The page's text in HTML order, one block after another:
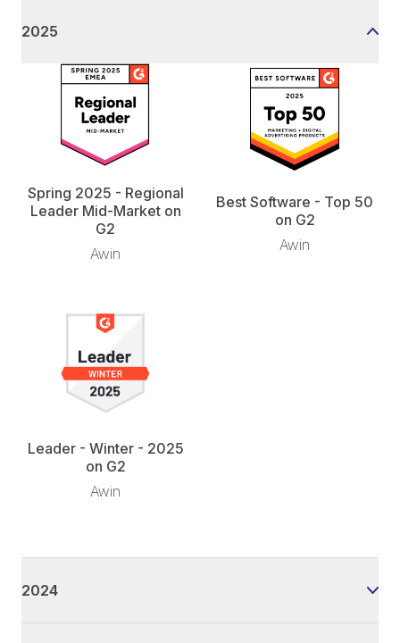
2025
Spring 2025 - Regional
Leader Mid-Market on
G2
Awin
Best Software - Top 50
on G2
Awin
Leader - Winter - 2025
on G2
Awin
2024